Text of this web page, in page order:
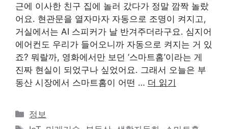
근에 이사한 친구 집에 놀러 갔다가 정말 깜짝 놀랐
어요. 현관문을 열자마자 자동으로 조명이 켜지고,
거실에서는 AI 스피커가 날 반겨주더라구요. 심지어
에어컨도 우리가 들어오니까 자동으로 켜지는 거 있
죠? 뭐랄까, 영화에서만 보던 ‘스마트홈’이라는 게
진짜 현실이 되었구나 싶었어요. 그래서 오늘은 부
동산 시장에서 스마트홈이 어떤 … 더 읽기
카
테
정보